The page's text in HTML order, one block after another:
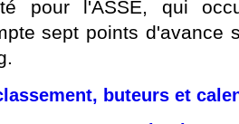
pour l'ASSE, qui
sept points d'avance
buteurs et